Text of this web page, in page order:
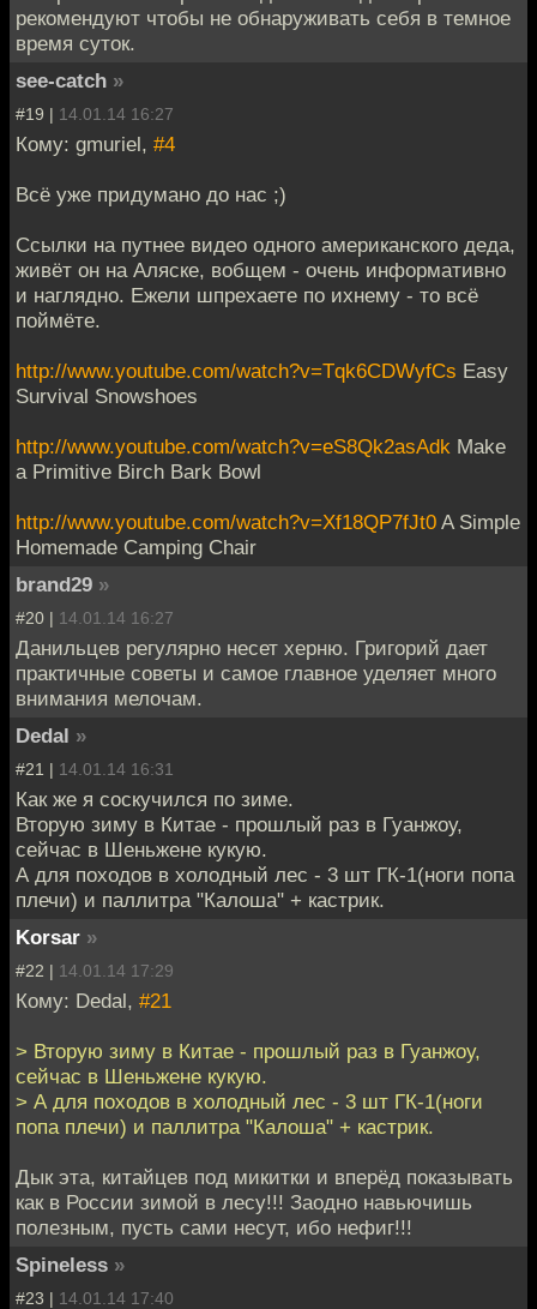
рекомендуют чтобы не обнаруживать себя в темное
время суток.
see-catch »
#19 | 14.01.14 16:27
Кому: gmuriel, #4
Всё уже придумано до нас ;)
Ссылки на путнее видео одного американского деда,
живёт он на Аляске, вобщем - очень информативно
и наглядно. Ежели шпрехаете по ихнему - то всё
поймёте.
http://www.youtube.com/watch?v=Tqk6CDWyfCs Easy
Survival Snowshoes
http://www.youtube.com/watch?v=eS8Qk2asAdk Make
a Primitive Birch Bark Bowl
http://www.youtube.com/watch?v=Xf18QP7fJt0 A Simple
Homemade Camping Chair
brand29 »
#20 | 14.01.14 16:27
Данильцев регулярно несет херню. Григорий дает
практичные советы и самое главное уделяет много
внимания мелочам.
Dedal »
#21 | 14.01.14 16:31
Как же я соскучился по зиме.
Вторую зиму в Китае - прошлый раз в Гуанжоу,
сейчас в Шеньжене кукую.
А для походов в холодный лес - 3 шт ГК-1(ноги попа
плечи) и паллитра "Калоша" + кастрик.
Korsar »
#22 | 14.01.14 17:29
Кому: Dedal, #21
> Вторую зиму в Китае - прошлый раз в Гуанжоу,
сейчас в Шеньжене кукую.
> А для походов в холодный лес - 3 шт ГК-1(ноги
попа плечи) и паллитра "Калоша" + кастрик.
Дык эта, китайцев под микитки и вперёд показывать
как в России зимой в лесу!!! Заодно навьючишь
полезным, пусть сами несут, ибо нефиг!!!
Spineless »
#23 | 14.01.14 17:40